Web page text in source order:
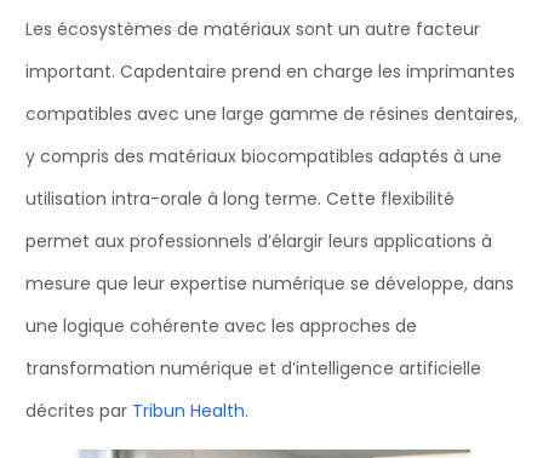
Les écosystèmes de matériaux sont un autre facteur
important. Capdentaire prend en charge les imprimantes
compatibles avec une large gamme de résines dentaires,
y compris des matériaux biocompatibles adaptés à une
utilisation intra-orale à long terme. Cette flexibilité
permet aux professionnels d’élargir leurs applications à
mesure que leur expertise numérique se développe, dans
une logique cohérente avec les approches de
transformation numérique et d’intelligence artificielle
décrites par Tribun Health.